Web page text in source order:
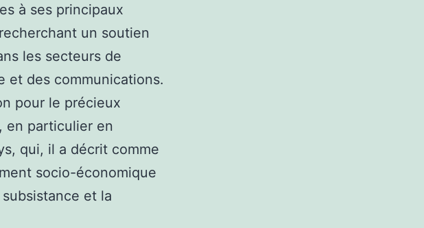
à ses principaux
un soutien
les secteurs de
et des communications.
pour le précieux
en particulier en
qui, il a décrit comme
socio-économique
et la